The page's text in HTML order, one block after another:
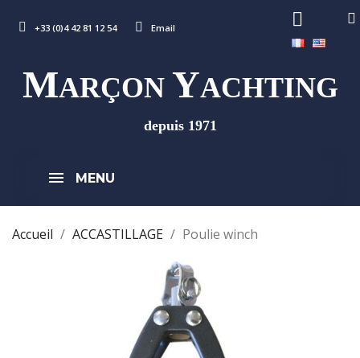
+33 (0)4 42 81 12 54 Email
MARÇON YACHTING
depuis 1971
MENU
Accueil ACCASTILLAGE Poulie winch